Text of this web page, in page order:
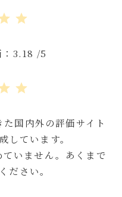
：3.18 /5
国内外の評価サイト
しています。
いません。あくまで
ださい。